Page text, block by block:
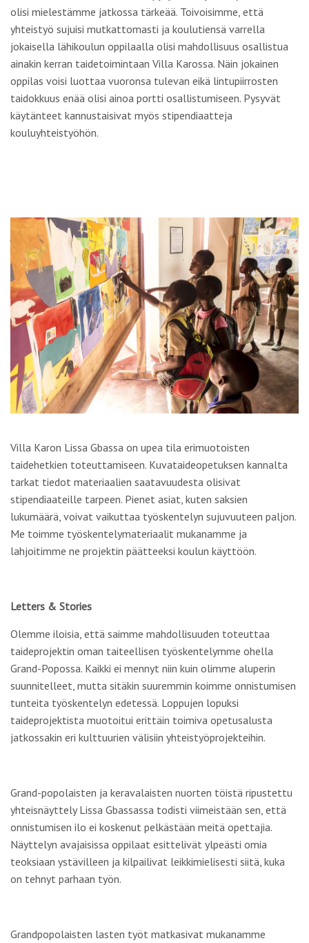
olisi mielestämme jatkossa tärkeää. Toivoisimme, että
yhteistyö sujuisi mutkattomasti ja koulutiensä varrella
jokaisella lähikoulun oppilaalla olisi mahdollisuus osallistua
ainakin kerran taidetoimintaan Villa Karossa. Näin jokainen
oppilas voisi luottaa vuoronsa tulevan eikä lintupiirrosten
taidokkuus enää olisi ainoa portti osallistumiseen. Pysyvät
käytänteet kannustaisivat myös stipendiaatteja
kouluyhteistyöhön.
Villa Karon Lissa Gbassa on upea tila erimuotoisten
taidehetkien toteuttamiseen. Kuvataideopetuksen kannalta
tarkat tiedot materiaalien saatavuudesta olisivat
stipendiaateille tarpeen. Pienet asiat, kuten saksien
lukumäärä, voivat vaikuttaa työskentelyn sujuvuuteen paljon.
Me toimme työskentelymateriaalit mukanamme ja
lahjoitimme ne projektin päätteeksi koulun käyttöön.
Letters & Stories
Olemme iloisia, että saimme mahdollisuuden toteuttaa
taideprojektin oman taiteellisen työskentelymme ohella
Grand-Popossa. Kaikki ei mennyt niin kuin olimme aluperin
suunnitelleet, mutta sitäkin suuremmin koimme onnistumisen
tunteita työskentelyn edetessä. Loppujen lopuksi
taideprojektista muotoitui erittäin toimiva opetusalusta
jatkossakin eri kulttuurien välisiin yhteistyöprojekteihin.
Grand-popolaisten ja keravalaisten nuorten töistä ripustettu
yhteisnäyttely Lissa Gbassassa todisti viimeistään sen, että
onnistumisen ilo ei koskenut pelkästään meitä opettajia.
Näyttelyn avajaisissa oppilaat esittelivät ylpeästi omia
teoksiaan ystävilleen ja kilpailivat leikkimielisesti siitä, kuka
on tehnyt parhaan työn.
Grandpopolaisten lasten työt matkasivat mukanamme